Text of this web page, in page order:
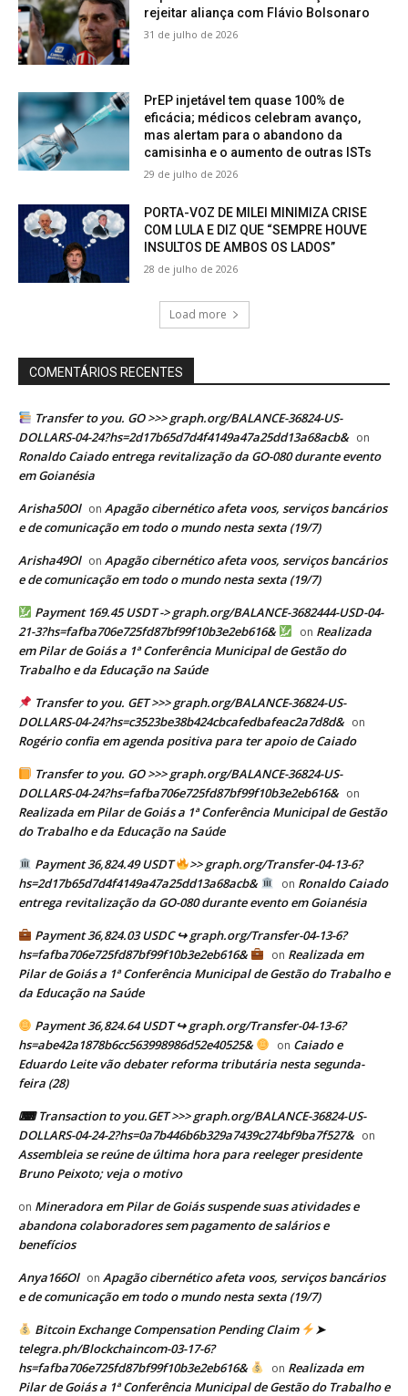
rejeitar aliança com Flávio Bolsonaro
31 de julho de 2026
PrEP injetável tem quase 100% de
eficácia; médicos celebram avanço,
mas alertam para o abandono da
camisinha e o aumento de outras ISTs
29 de julho de 2026
PORTA-VOZ DE MILEI MINIMIZA CRISE
COM LULA E DIZ QUE “SEMPRE HOUVE
INSULTOS DE AMBOS OS LADOS”
28 de julho de 2026
Load more
COMENTÁRIOS RECENTES
Transfer to you. GO >>> graph.org/BALANCE-36824-US-
DOLLARS-04-24?hs=2d17b65d7d4f4149a47a25dd13a68acb& on
Ronaldo Caiado entrega revitalização da GO-080 durante evento
em Goianésia
Arisha50Ol on Apagão cibernético afeta voos, serviços bancários
e de comunicação em todo o mundo nesta sexta (19/7)
Arisha49Ol on Apagão cibernético afeta voos, serviços bancários
e de comunicação em todo o mundo nesta sexta (19/7)
Payment 169.45 USDT -> graph.org/BALANCE-3682444-USD-04-
21-3?hs=fafba706e725fd87bf99f10b3e2eb616&
on Realizada
em Pilar de Goiás a 1ª Conferência Municipal de Gestão do
Trabalho e da Educação na Saúde
Transfer to you. GET >>> graph.org/BALANCE-36824-US-
DOLLARS-04-24?hs=c3523be38b424cbcafedbafeac2a7d8d& on
Rogério confia em agenda positiva para ter apoio de Caiado
Transfer to you. GO >>> graph.org/BALANCE-36824-US-
DOLLARS-04-24?hs=fafba706e725fd87bf99f10b3e2eb616& on
Realizada em Pilar de Goiás a 1ª Conferência Municipal de Gestão
do Trabalho e da Educação na Saúde
Payment 36,824.49 USDT
>> graph.org/Transfer-04-13-6?
hs=2d17b65d7d4f4149a47a25dd13a68acb&
on Ronaldo Caiado
entrega revitalização da GO-080 durante evento em Goianésia
Payment 36,824.03 USDC ↪ graph.org/Transfer-04-13-6?
hs=fafba706e725fd87bf99f10b3e2eb616&
on Realizada em
Pilar de Goiás a 1ª Conferência Municipal de Gestão do Trabalho e
da Educação na Saúde
Payment 36,824.64 USDT ↪ graph.org/Transfer-04-13-6?
hs=abe42a1878b6cc563998986d52e40525&
on Caiado e
Eduardo Leite vão debater reforma tributária nesta segunda-
feira (28)
⌨ Transaction to you.GET >>> graph.org/BALANCE-36824-US-
DOLLARS-04-24-2?hs=0a7b446b6b329a7439c274bf9ba7f527& on
Assembleia se reúne de última hora para reeleger presidente
Bruno Peixoto; veja o motivo
on Mineradora em Pilar de Goiás suspende suas atividades e
abandona colaboradores sem pagamento de salários e
benefícios
Anya166Ol on Apagão cibernético afeta voos, serviços bancários
e de comunicação em todo o mundo nesta sexta (19/7)
Bitcoin Exchange Compensation Pending Claim
➤
telegra.ph/Blockchaincom-03-17-6?
hs=fafba706e725fd87bf99f10b3e2eb616&
on Realizada em
Pilar de Goiás a 1ª Conferência Municipal de Gestão do Trabalho e